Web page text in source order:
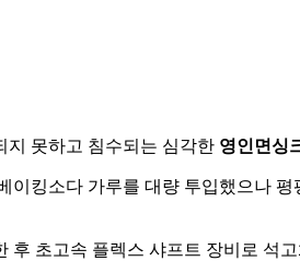
지 못하고 침수되는 심각한 영인면싱
킹소다 가루를 대량 투입했으나
초고속 플렉스 샤프트 장비로 석